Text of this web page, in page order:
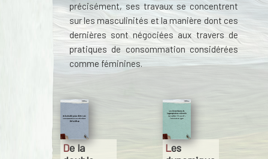
précisément, ses travaux se concentrent
sur les masculinités et la manière dont ces
dernières sont négociées aux travers de
pratiques de consommation considérées
comme féminines.
De la
Les